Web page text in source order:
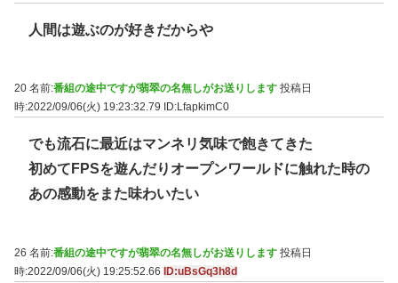
人間は遊ぶのが好きだからや
20 名前:番組の途中ですが翡翠の名無しがお送りします 投稿日
時:2022/09/06(火) 19:23:32.79
ID:LfapkimC0
でも流石に最近はマンネリ気味で飽きてきた
初めてFPSを遊んだりオープンワールドに触れた時の
あの感動をまた味わいたい
26 名前:番組の途中ですが翡翠の名無しがお送りします 投稿日
時:2022/09/06(火) 19:25:52.66
ID:uBsGq3h8d